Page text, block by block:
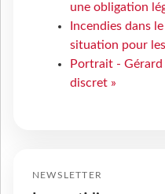
une obligation
Incendies dans
situation pour
Portrait -
discret »
NEWSLETTER